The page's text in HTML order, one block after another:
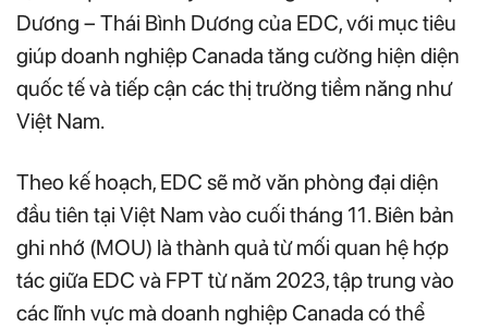
Dương – Thái Bình Dương của EDC, với mục tiêu
giúp doanh nghiệp Canada tăng cường hiện diện
quốc tế và tiếp cận các thị trường tiềm năng như
Việt Nam.
Theo kế hoạch, EDC sẽ mở văn phòng đại diện
đầu tiên tại Việt Nam vào cuối tháng 11. Biên bản
ghi nhớ (MOU) là thành quả từ mối quan hệ hợp
tác giữa EDC và FPT từ năm 2023, tập trung vào
các lĩnh vực mà doanh nghiệp Canada có thể